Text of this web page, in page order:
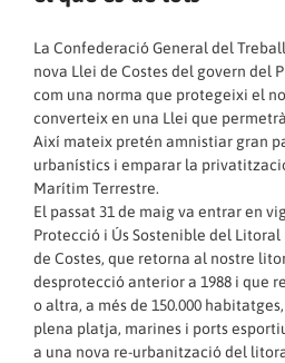
La Confederació General del
nova Llei de Costes del govern del
com una norma que protegeixi el
converteix en una Llei que
Així mateix pretén amnistiar gran
urbanístics i emparar la
Marítim Terrestre.
El passat 31 de maig va entrar en
Protecció i Ús Sostenible del
de Costes, que retorna al nostre
desprotecció anterior a 1988 i que
o altra, a més de 150.000
plena platja, marines i ports
a una nova re-urbanització del